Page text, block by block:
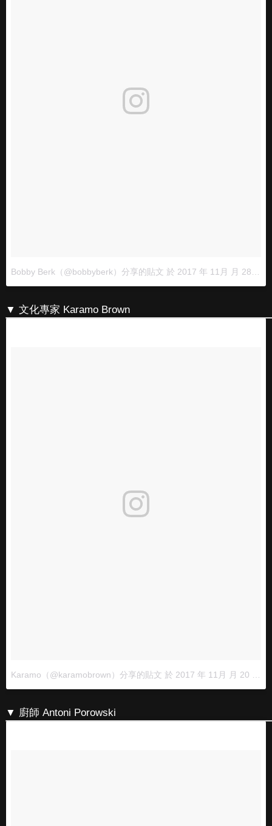
Bobby Berk（@bobbyberk）分享的貼文 於 2017 年 11月 月 28 11:20上午 PST
▼ 文化專家 Karamo Brown
Karamo（@karamobrown）分享的貼文 於 2017 年 11月 月 20 3:06下午 PST
▼ 廚師 Antoni Porowski